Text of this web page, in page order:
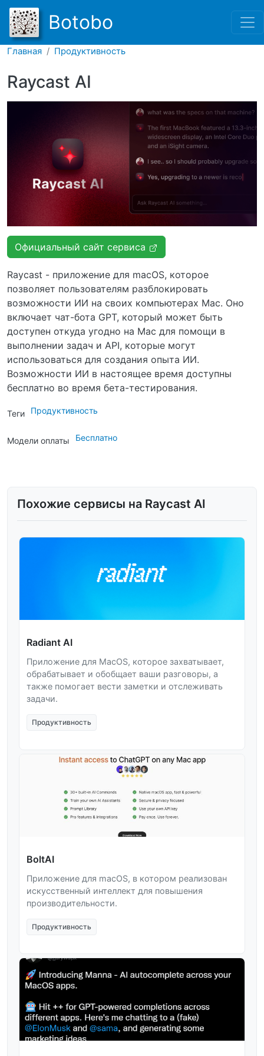
Перейти к основному
Botobo
Главная Продуктивность
Raycast AI
Официальный сайт сервиса
Raycast - приложение для macOS, которое
позволяет пользователям разблокировать
возможности ИИ на своих компьютерах Mac. Оно
включает чат-бота GPT, который может быть
доступен откуда угодно на Mac для помощи в
выполнении задач и API, которые могут
использоваться для создания опыта ИИ.
Возможности ИИ в настоящее время доступны
бесплатно во время бета-тестирования.
Теги Продуктивность
Модели оплаты Бесплатно
Похожие сервисы на Raycast AI
Radiant AI
Приложение для MacOS, которое захватывает,
обрабатывает и обобщает ваши разговоры, а
также помогает вести заметки и отслеживать
задачи.
Продуктивность
BoltAI
Приложение для macOS, в котором реализован
искусственный интеллект для повышения
производительности.
Продуктивность